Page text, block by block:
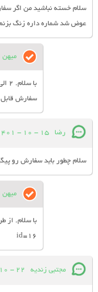
سلام خسته نباشید من اگر
عوض شد شماره داره زنگ
میهن
سفارش قابل
رضا 15 - 10 - 1401
سلام چطور باید سفارش رو
میهن
id=16
مجتبی زندیه 22 - 10 - 1401